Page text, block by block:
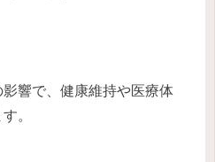
響で、健康維持や医療体
。